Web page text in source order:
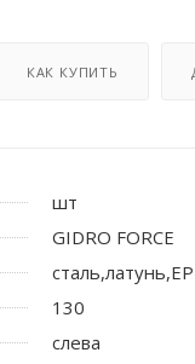
КАК КУПИТЬ
шт
GIDRO FORCE
130
слева